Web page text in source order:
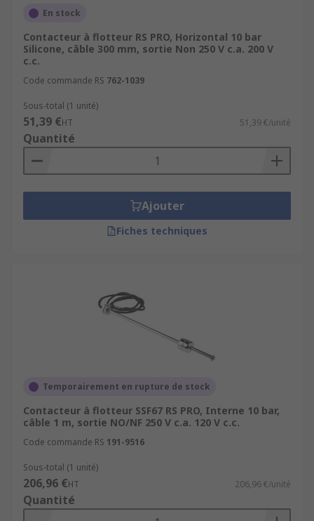
En stock
Contacteur à flotteur RS PRO, Horizontal 10 bar
Silicone, câble 300 mm, sortie Non 250 V c.a. 200 V
c.c.
Code commande RS 762-1039
Sous-total (1 unité)
51,39 €HT 51,39 €/unité
Quantité
Ajouter
Fiches techniques
Temporairement en rupture de stock
Contacteur à flotteur SSF67 RS PRO, Interne 10 bar,
câble 1 m, sortie NO/NF 250 V c.a. 120 V c.c.
Code commande RS 191-9516
Sous-total (1 unité)
206,96 €HT 206,96 €/unité
Quantité